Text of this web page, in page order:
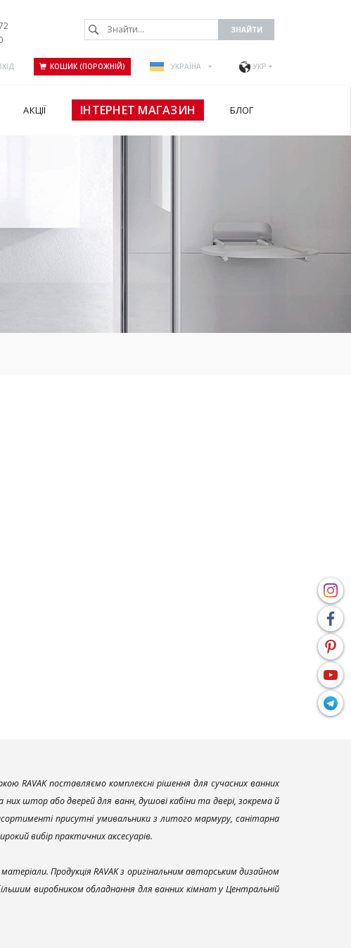
КОШИК (ПОРОЖНІЙ) УКРАЇНА УКР
АКЦІЇ ІНТЕРНЕТ МАГАЗИН БЛОГ
RAVAK поставляємо комплексні рішення для сучасних ванних
них штор або дверей для ванн, душові кабіни та двері, зокрема й
присутні умивальники з литого мармуру, санітарна
вибір практичних аксесуарів.
Продукція RAVAK з оригінальним авторським дизайном
виробником обладнання для ванних кімнат у Центральній